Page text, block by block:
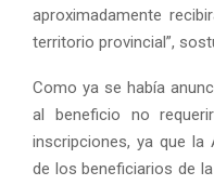
aproximadamente
territorio provincial”,
Como ya se había
al beneficio no
inscripciones, ya que la
de los beneficiarios de